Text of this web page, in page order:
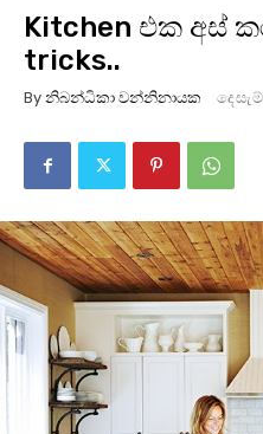
Kitchen එක අස්
tricks..
By නිබන්ධිකා වන්නිනායක